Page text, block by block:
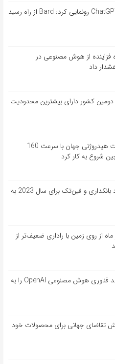
فزاینده از هوش مصنوعی در
داد
دومین کشور دارای بیشترین محدودیت
سریع‌ترین قطار سوخت هیدروژنی جهان با سرعت 160
شروع به کار کرد
پنج پیش‌بینی در مورد بانکداری و فین‌تک برای سال 2023 به
از روی زمین با راداری ضعیف‌تر از
مایکروسافت می‌خواهد فناوری هوش مصنوعی OpenAI را به
تقاضای جهانی برای محصولات خود